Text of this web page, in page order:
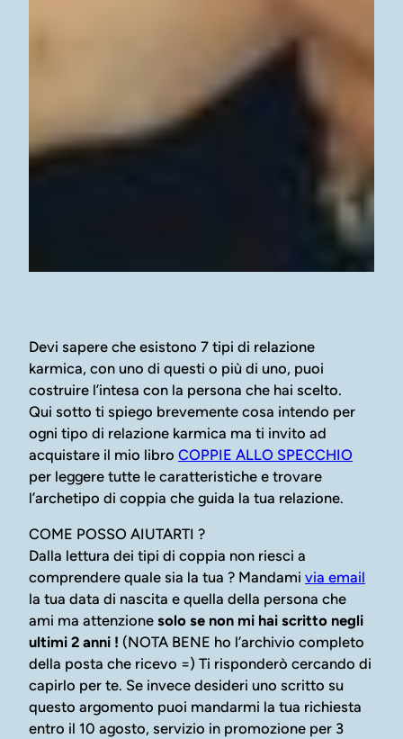
Devi sapere che esistono 7 tipi di relazione
karmica, con uno di questi o più di uno, puoi
costruire l’intesa con la persona che hai scelto.
Qui sotto ti spiego brevemente cosa intendo per
ogni tipo di relazione karmica ma ti invito ad
acquistare il mio libro COPPIE ALLO SPECCHIO
per leggere tutte le caratteristiche e trovare
l’archetipo di coppia che guida la tua relazione.
COME POSSO AIUTARTI ?
Dalla lettura dei tipi di coppia non riesci a
comprendere quale sia la tua ? Mandami via email
la tua data di nascita e quella della persona che
ami ma attenzione solo se non mi hai scritto negli
ultimi 2 anni ! (NOTA BENE ho l’archivio completo
della posta che ricevo =) Ti risponderò cercando di
capirlo per te. Se invece desideri uno scritto su
questo argomento puoi mandarmi la tua richiesta
entro il 10 agosto, servizio in promozione per 3